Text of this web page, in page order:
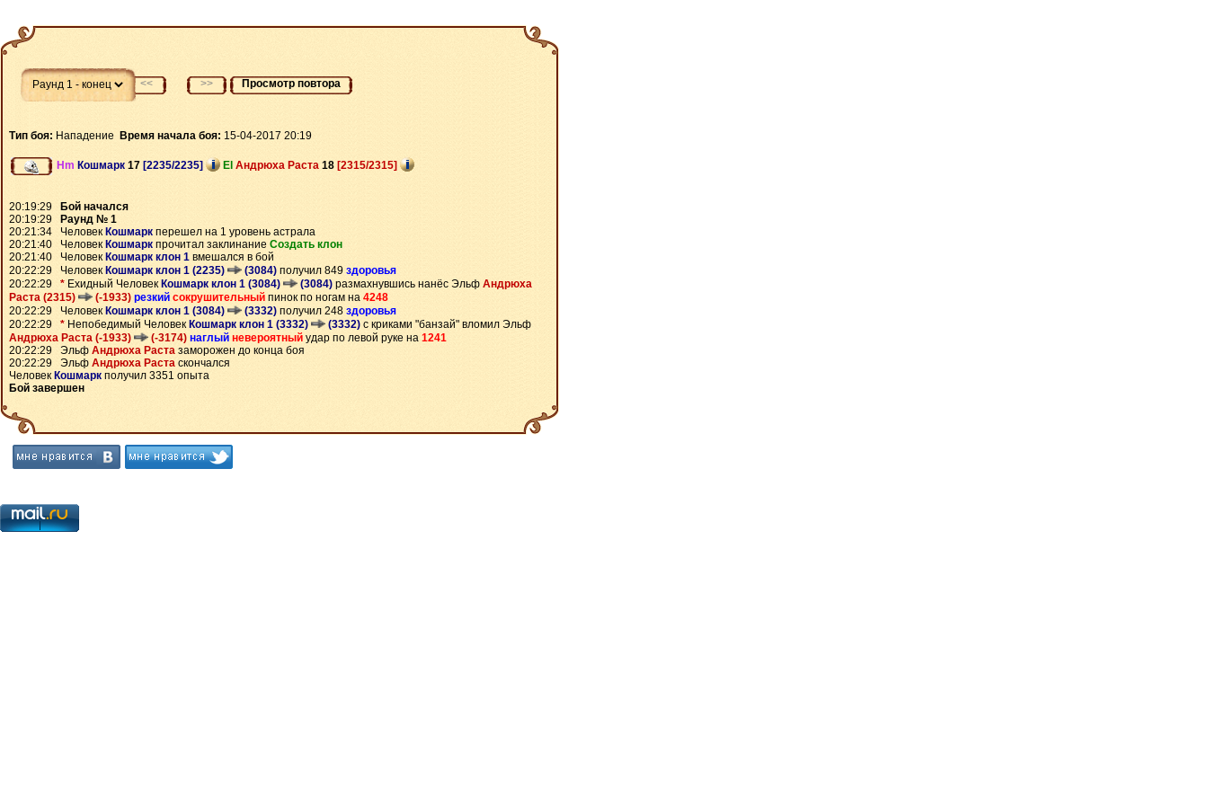
<< >> Просмотр повтора
Тип боя: Нападение Время начала боя: 15-04-2017 20:19
Hm Кошмарк 17 [2235/2235] El Андрюха Раста 18 [2315/2315]
20:19:29
Бой начался
20:19:29
Раунд № 1
20:21:34 Человек Кошмарк перешел на 1 уровень астрала
20:21:40 Человек Кошмарк прочитал заклинание Создать клон
20:21:40 Человек Кошмарк клон 1 вмешался в бой
20:22:29 Человек Кошмарк клон 1 (2235) (3084) получил 849 здоровья
20:22:29 * Ехидный Человек Кошмарк клон 1 (3084) (3084) размахнувшись нанёс Эльф Андрюха
Раста (2315)
(-1933) резкий сокрушительный пинок по ногам на 4248
20:22:29 Человек Кошмарк клон 1 (3084) (3332) получил 248 здоровья
20:22:29 * Непобедимый Человек Кошмарк клон 1 (3332) (3332) с криками "банзай" вломил Эльф
Андрюха Раста (-1933)
(-3174) наглый невероятный удар по левой руке на 1241
20:22:29 Эльф Андрюха Раста заморожен до конца боя
20:22:29 Эльф Андрюха Раста скончался
Человек Кошмарк получил 3351 опыта
Бой завершен